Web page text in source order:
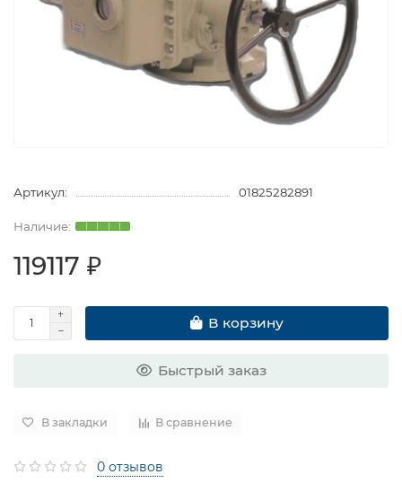
Артикул: 01825282891
119117 ₽
В корзину
Быстрый заказ
В закладки В сравнение
0 отзывов